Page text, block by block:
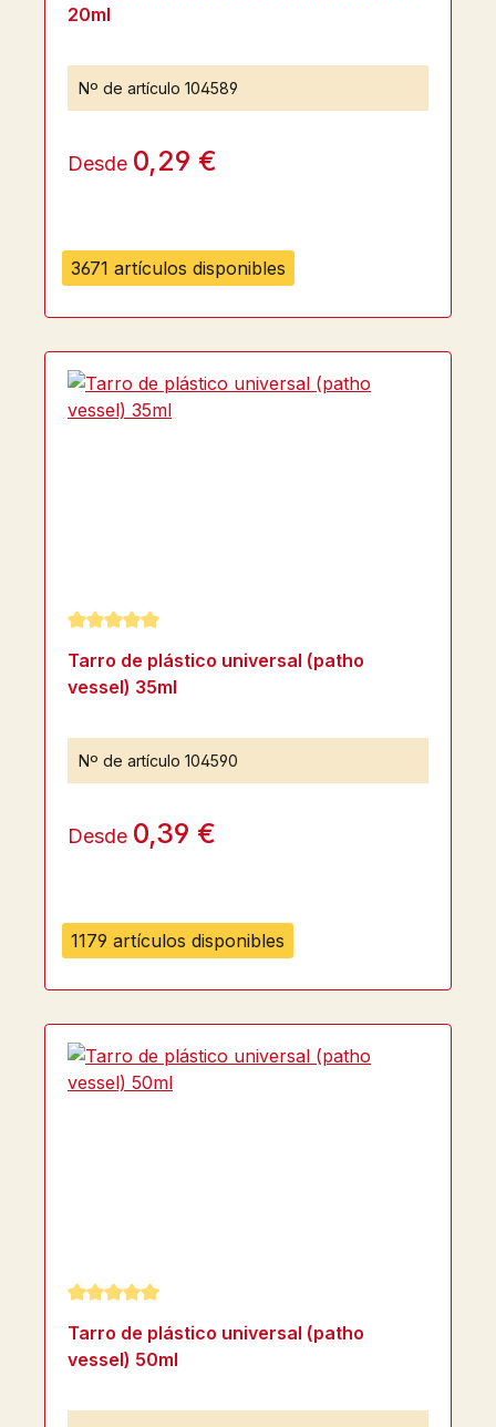
3671 artículos disponibles
20ml
Nº de artículo 104589
Desde 0,29 €
1179 artículos disponibles
Calificación promedio de 5 de 5 estrellas
Tarro de plástico universal (patho
vessel) 35ml
Nº de artículo 104590
Desde 0,39 €
Calificación promedio de 5 de 5 estrellas
Tarro de plástico universal (patho
vessel) 50ml